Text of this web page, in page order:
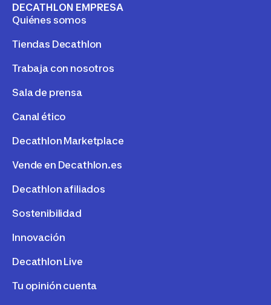
DECATHLON EMPRESA
Quiénes somos
Tiendas Decathlon
Trabaja con nosotros
Sala de prensa
Canal ético
Decathlon Marketplace
Vende en Decathlon.es
Decathlon afiliados
Sostenibilidad
Innovación
Decathlon Live
Tu opinión cuenta